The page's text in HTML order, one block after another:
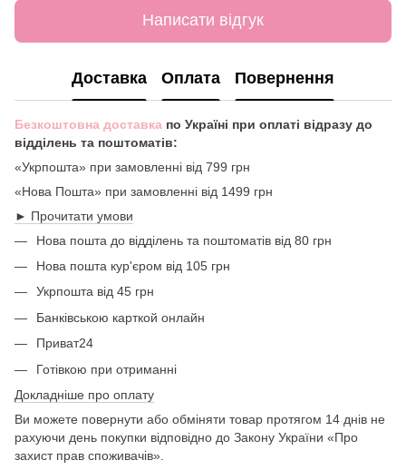
Написати відгук
Доставка Оплата Повернення
Безкоштовна доставка по Україні при оплаті відразу до
відділень та поштоматів:
«Укрпошта» при замовленні від 799 грн
«Нова Пошта» при замовленні від 1499 грн
► Прочитати умови
Нова пошта до відділень та поштоматів від 80 грн
Нова пошта кур'єром від 105 грн
Укрпошта від 45 грн
Банківською карткой онлайн
Приват24
Готівкою при отриманні
Докладніше про оплату
Ви можете повернути або обміняти товар протягом 14 днів не
рахуючи день покупки відповідно до Закону України «Про
захист прав споживачів».